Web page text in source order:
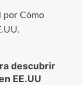
descubrir
EE.UU